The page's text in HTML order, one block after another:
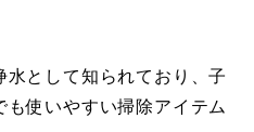
として知られており、子
使いやすい掃除アイテム